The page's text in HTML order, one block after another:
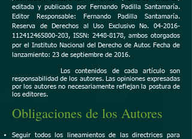
editada y publicada por Fernando Padilla Santamaría.
Editor Responsable: Fernando Padilla Santamaría.
Reserva de Derechos al Uso Exclusivo No. 04-2016-
112412465800-203, ISSN: 2448-8178, ambos otorgados
por el Instituto Nacional del Derecho de Autor. Fecha de
lanzamiento: 23 de septiembre de 2016.
Los contenidos de cada artículo son
responsabilidad de los autores. Las opiniones expresadas
por los autores no necesariamente reflejan la postura de
los editores.
Obligaciones de los Autores
Seguir todos los lineamientos de las directrices para